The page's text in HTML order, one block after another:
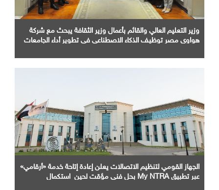
وزير التعليم العالي والقائم بأعمال وزير الثقافة يبحث مع شركة
هواوي مصر توظيف الذكاء الاصطناعي في تطوير أداء الجامعات
الجهاز القومي لتنظيم الاتصالات يعلن إعادة إتاحة خدمة «أرقامي»
عبر تطبيق My NTRA بحل فني مؤقت لحين استكمال